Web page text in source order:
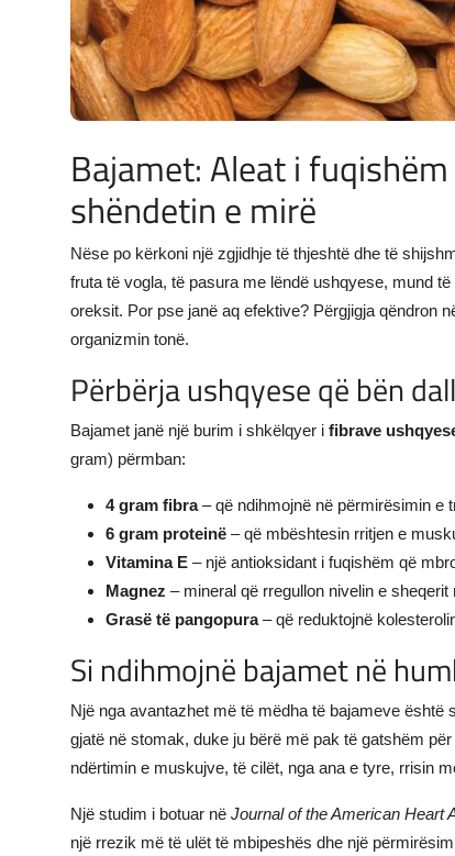
Bajamet: Aleat i
shëndetin e mirë
Nëse po kërkoni një zgjidhje të thjeshtë dhe të
fruta të vogla, të pasura me lëndë ushqyese, mund
oreksit. Por pse janë aq efektive? Përgjigja qëndron
organizmin tonë.
Përbërja ushqyese që bën
Bajamet janë një burim i shkëlqyer i fibrave
gram) përmban:
4 gram fibra– që ndihmojnë në përmirësimin e
6 gram proteinë – që mbështesin rritjen e
Vitamina E – një antioksidant i fuqishëm që
Magnez – mineral që rregullon nivelin e sheqerit
Grasë të pangopura– që reduktojnë
Si ndihmojnë bajamet në
Një nga avantazhet më të mëdha të bajameve është
gjatë në stomak, duke ju bërë më pak të gatshëm
ndërtimin e muskujve, të cilët, nga ana e tyre, rrisin
Një studim i botuar në Journal of the American Heart
një rrezik më të ulët të mbipeshës dhe një